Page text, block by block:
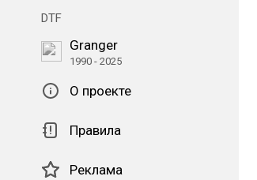
DTF
Granger
1990 - 2025
О проекте
Правила
Реклама